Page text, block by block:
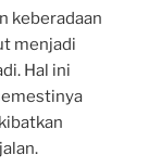
keberadaan
menjadi
Hal ini